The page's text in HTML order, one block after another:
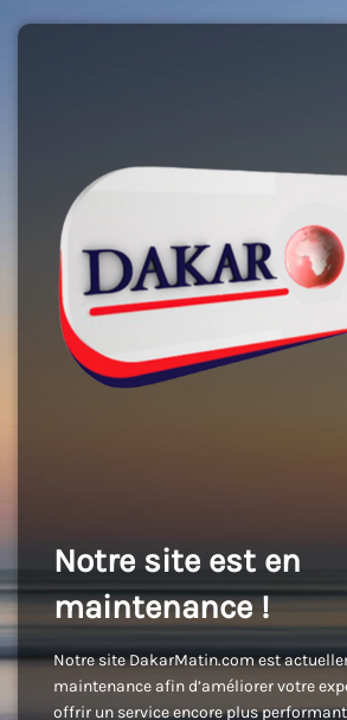
Notre site est en
maintenance !
Notre site DakarMatin.com est
maintenance afin d’améliorer votre
offrir un service encore plus